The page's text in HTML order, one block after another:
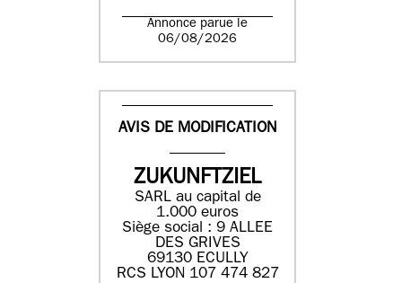
Annonce parue le
06/08/2026
AVIS DE MODIFICATION
ZUKUNFTZIEL
SARL au capital de
1.000 euros
Siège social : 9 ALLEE
DES GRIVES
69130 ECULLY
RCS LYON 107 474 827